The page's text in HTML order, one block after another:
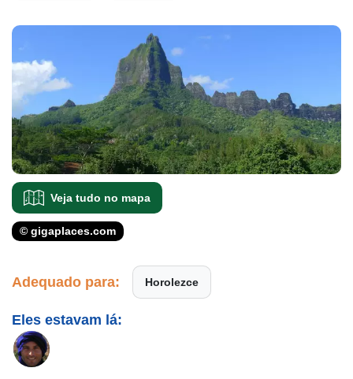
Veja tudo no mapa
© gigaplaces.com
Adequado para: Horolezce
Eles estavam lá: